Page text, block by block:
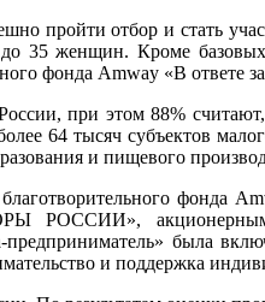
пройти отбор и стать
35 женщин. Кроме
фонда Amway «В ответе
при этом 88%
64 тысяч субъектов
и пищевого
фонда
РОССИИ»,
была
и поддержка